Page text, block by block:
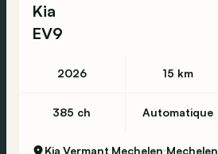
Kia
EV9
2026 15 km
385 ch Automatique
Kia Vermant Mechelen Mechelen